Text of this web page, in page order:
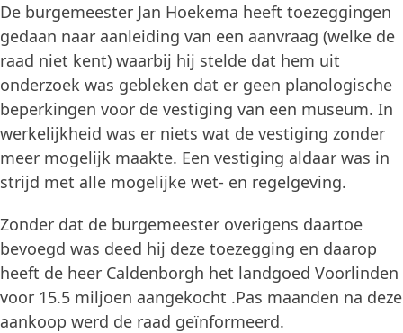
De burgemeester Jan Hoekema heeft toezeggingen
gedaan naar aanleiding van een aanvraag (welke de
raad niet kent) waarbij hij stelde dat hem uit
onderzoek was gebleken dat er geen planologische
beperkingen voor de vestiging van een museum. In
werkelijkheid was er niets wat de vestiging zonder
meer mogelijk maakte. Een vestiging aldaar was in
strijd met alle mogelijke wet- en regelgeving.
Zonder dat de burgemeester overigens daartoe
bevoegd was deed hij deze toezegging en daarop
heeft de heer Caldenborgh het landgoed Voorlinden
voor 15.5 miljoen aangekocht .Pas maanden na deze
aankoop werd de raad geïnformeerd.